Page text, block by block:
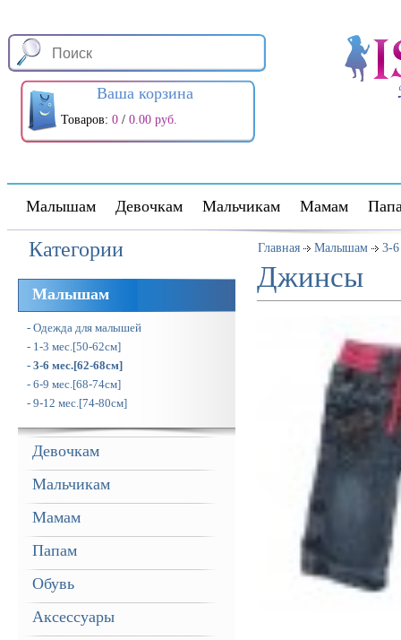
Ваша корзина
Товаров: 0 / 0.00 руб.
Малышам Девочкам Мальчикам Мамам
Категории
Малышам
- Одежда для малышей
- 1-3 мес.[50-62см]
- 3-6 мес.[62-68см]
- 6-9 мес.[68-74см]
- 9-12 мес.[74-80см]
Девочкам
Мальчикам
Мамам
Папам
Обувь
Аксессуары
Главная Малышам 3-
Джинсы